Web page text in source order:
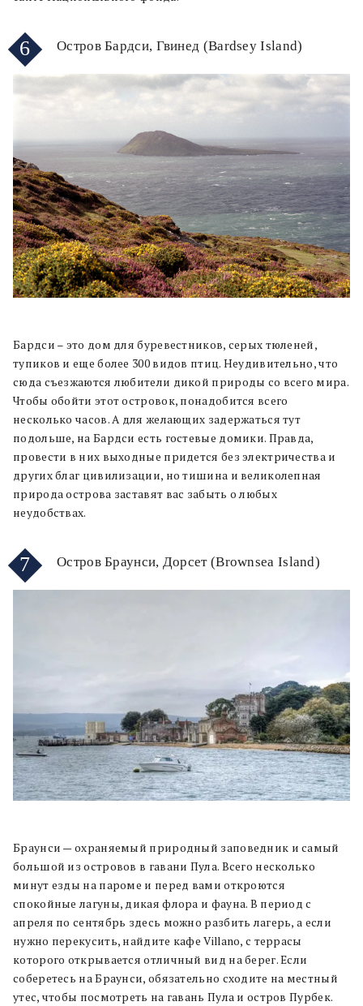
6 Остров Бардси, Гвинед (Bardsey Island)
Бардси – это дом для буревестников, серых тюленей,
тупиков и еще более 300 видов птиц. Неудивительно, что
сюда съезжаются любители дикой природы со всего мира.
Чтобы обойти этот островок, понадобится всего
несколько часов. А для желающих задержаться тут
подольше, на Бардси есть гостевые домики. Правда,
провести в них выходные придется без электричества и
других благ цивилизации, но тишина и великолепная
природа острова заставят вас забыть о любых
неудобствах.
7 Остров Браунси, Дорсет (Brownsea Island)
Браунси — охраняемый природный заповедник и самый
большой из островов в гавани Пула. Всего несколько
минут езды на пароме и перед вами откроются
спокойные лагуны, дикая флора и фауна. В период с
апреля по сентябрь здесь можно разбить лагерь, а если
нужно перекусить, найдите кафе Villano, с террасы
которого открывается отличный вид на берег. Если
соберетесь на Браунси, обязательно сходите на местный
утес, чтобы посмотреть на гавань Пула и остров Пурбек.